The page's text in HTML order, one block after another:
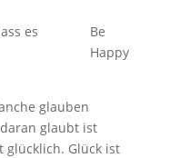
Be
Happy
glauben
glaubt ist
glücklich. Glück ist